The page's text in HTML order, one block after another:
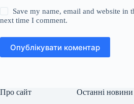
Save my name, email and website in
next time I comment.
Опублікувати коментар
Про сайт Останні новини